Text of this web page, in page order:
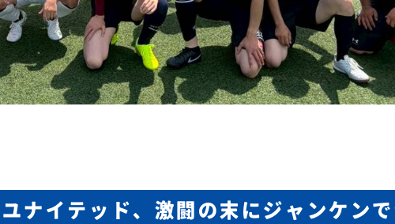
ユナイテッド、激闘の末にジャンケンで